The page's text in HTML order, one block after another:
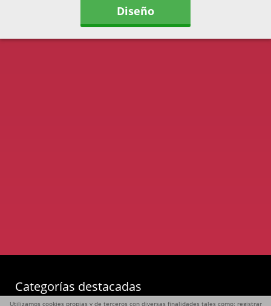
Diseño
Categorías destacadas
Utilizamos cookies propias y de terceros con diversas finalidades tales como: registrar